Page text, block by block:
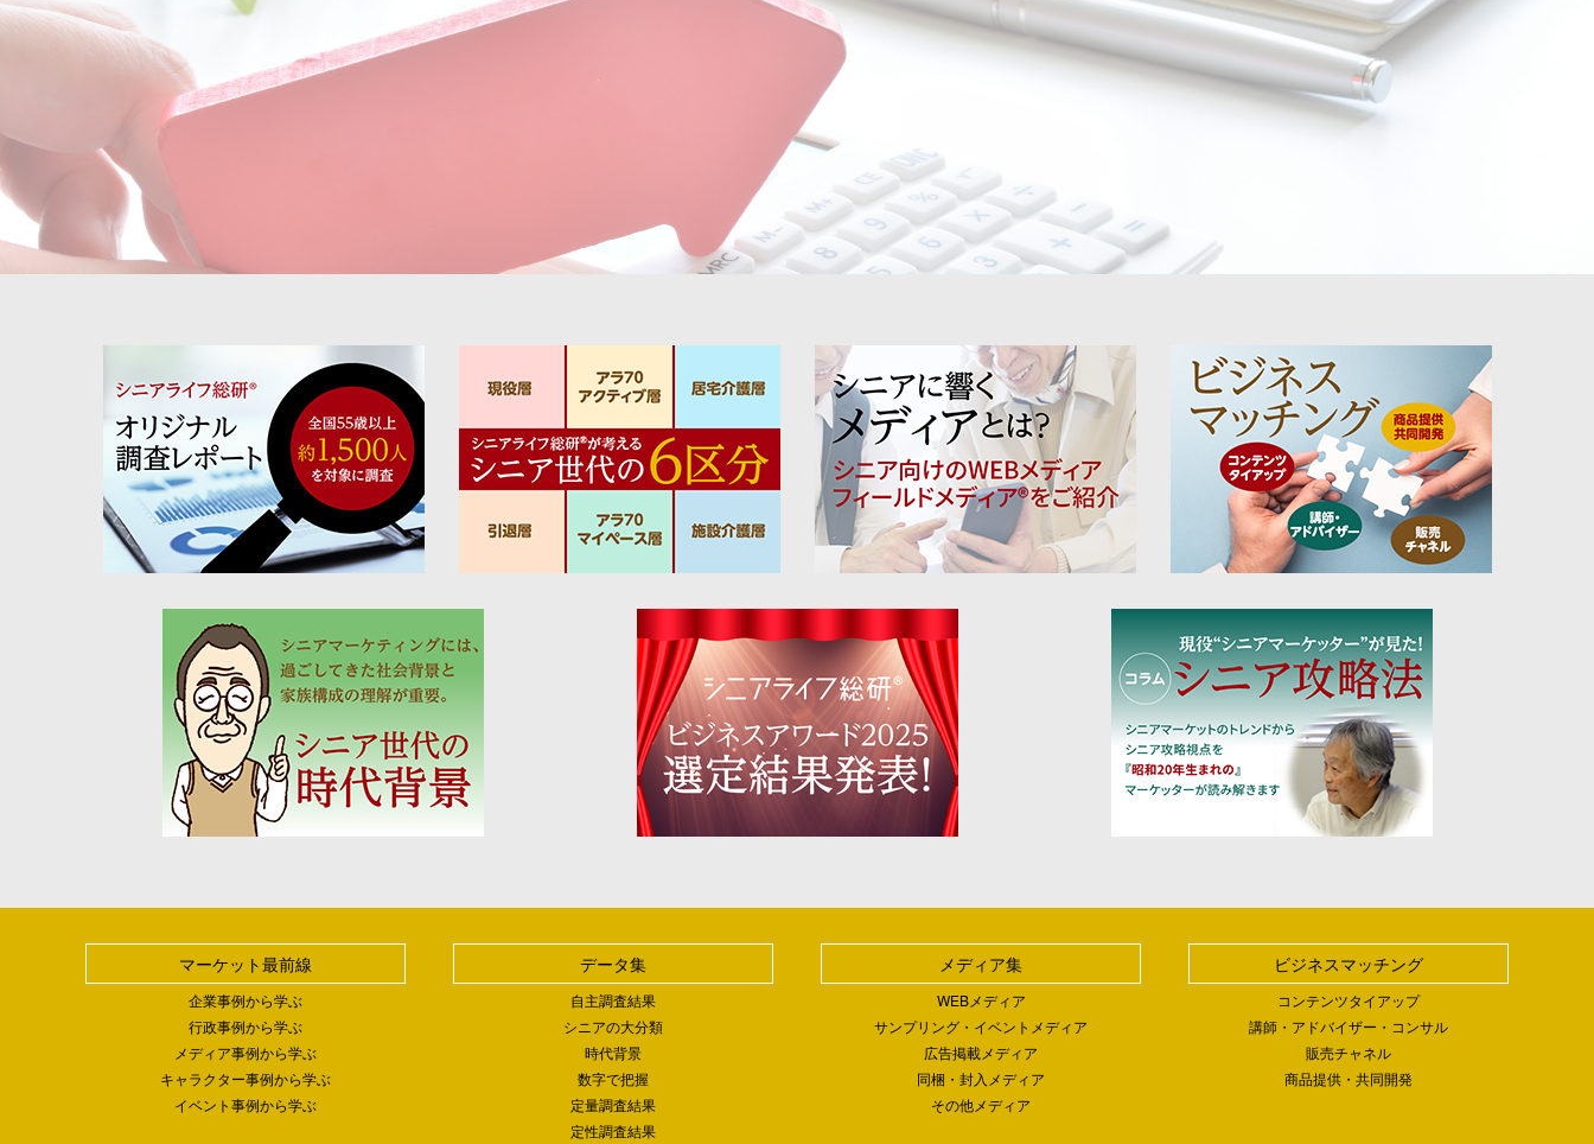
マーケット最前線
企業事例から学ぶ
行政事例から学ぶ
メディア事例から学ぶ
キャラクター事例から学ぶ
イベント事例から学ぶ
データ集
自主調査結果
シニアの大分類
時代背景
数字で把握
定量調査結果
定性調査結果
メディア集
WEBメディア
サンプリング・イベントメディア
広告掲載メディア
同梱・封入メディア
その他メディア
ビジネスマッチング
コンテンツタイアップ
講師・アドバイザー・コンサル
販売チャネル
商品提供・共同開発